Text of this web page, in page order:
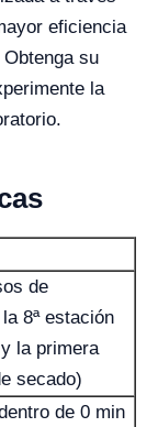
eficiencia
su
la
de
8ª estación
la primera
secado)
de 0 min